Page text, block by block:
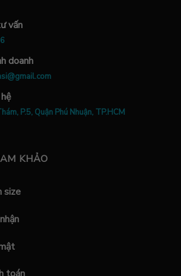
vấn
doanh
P.5, Quận Phú Nhuận, TP.HCM
KHẢO
size